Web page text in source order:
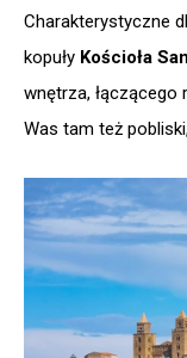
Charakterystyczne
kopuły Kościoła
wnętrza,
Was tam też